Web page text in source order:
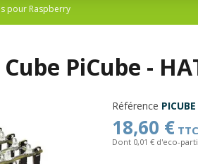
pour Raspberry
PiCube -
Référence PICUBE
18,60 € TTC
Dont 0,01 € d'eco-